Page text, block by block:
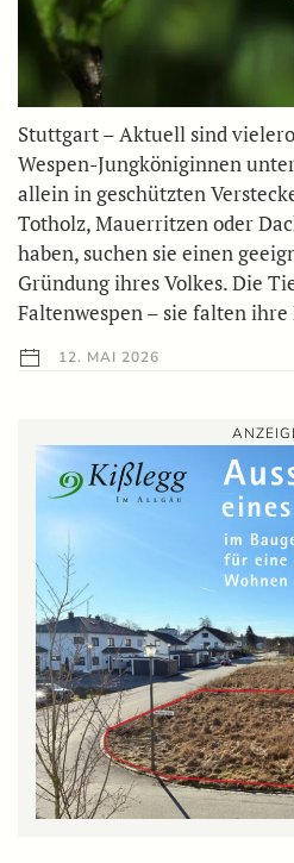
Stuttgart – Aktuell sind
Wespen-Jungköniginnen
allein in geschützten
Totholz, Mauerritzen oder
haben, suchen sie einen
Gründung ihres Volkes. Die
Faltenwespen – sie falten
12. MAI 2026